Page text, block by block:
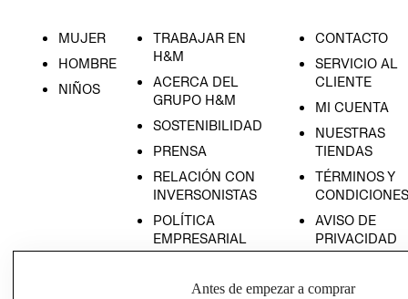
MUJER
HOMBRE
NIÑOS
TRABAJAR EN
H&M
ACERCA DEL
GRUPO H&M
SOSTENIBILIDAD
PRENSA
RELACIÓN CON
INVERSONISTAS
POLÍTICA
EMPRESARIAL
CONTACTO
SERVICIO AL
CLIENTE
MI CUENTA
NUESTRAS
TIENDAS
TÉRMINOS Y
CONDICIONES
AVISO DE
PRIVACIDAD
AVISO DE
Antes de empezar a comprar